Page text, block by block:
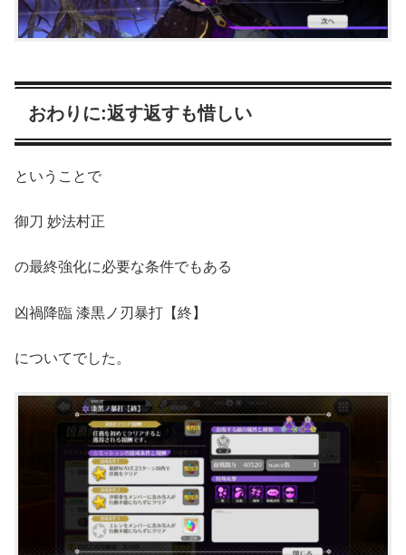
おわりに:返す返すも惜しい
ということで
御刀 妙法村正
の最終強化に必要な条件でもある
凶禍降臨 漆黒ノ刃暴打【終】
についてでした。